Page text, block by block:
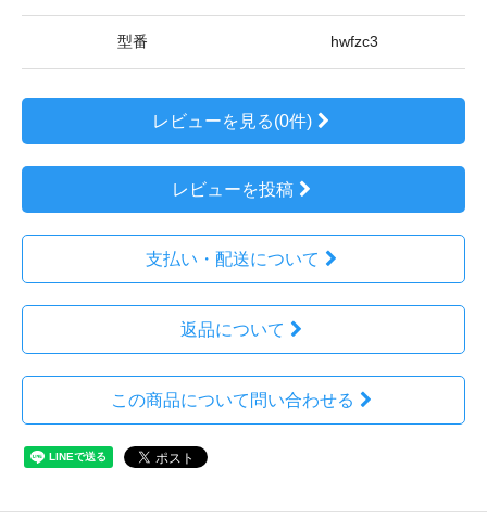
型番 hwfzc3
レビューを見る(0件)
レビューを投稿
支払い・配送について
返品について
この商品について問い合わせる